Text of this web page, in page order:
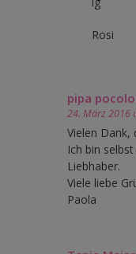
Rosi
pipa
24. März 2016
Vielen Dank,
Ich bin
Liebhaber.
Viele liebe
Paola